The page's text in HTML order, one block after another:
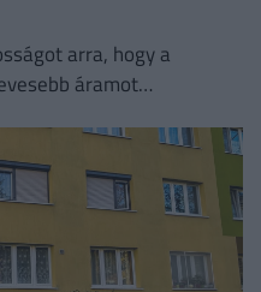
arra, hogy a
áramot